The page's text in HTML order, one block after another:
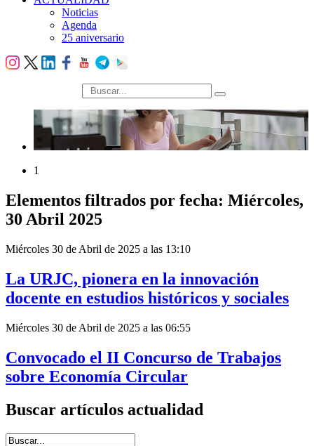
Noticias
Agenda
25 aniversario
búsqueda
1
Elementos filtrados por fecha: Miércoles,
30 Abril 2025
Miércoles 30 de Abril de 2025 a las 13:10
La URJC, pionera en la innovación
docente en estudios históricos y sociales
Miércoles 30 de Abril de 2025 a las 06:55
Convocado el II Concurso de Trabajos
sobre Economía Circular
Buscar artículos actualidad
Introduce términos de búsqueda